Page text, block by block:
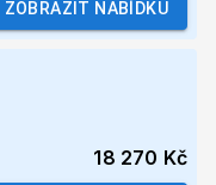
ZOBRAZIT NABÍDKU
18 270 Kč